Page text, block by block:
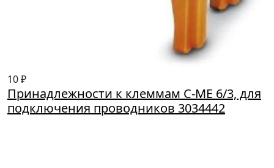
10 ₽
Принадлежности к клеммам C-ME 6/3, для
подключения проводников 3034442